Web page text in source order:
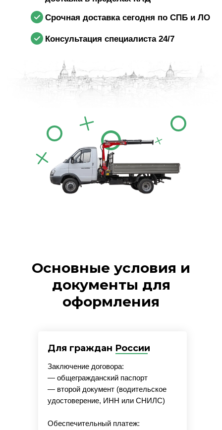
Срочная доставка сегодня по СПБ и ЛО
Консультация специалиста 24/7
Основные условия и
документы для
оформления
Для граждан России
Заключение договора:
— общегражданский паспорт
— второй документ (водительское
удостоверение, ИНН или СНИЛС)
Обеспечительный платеж: